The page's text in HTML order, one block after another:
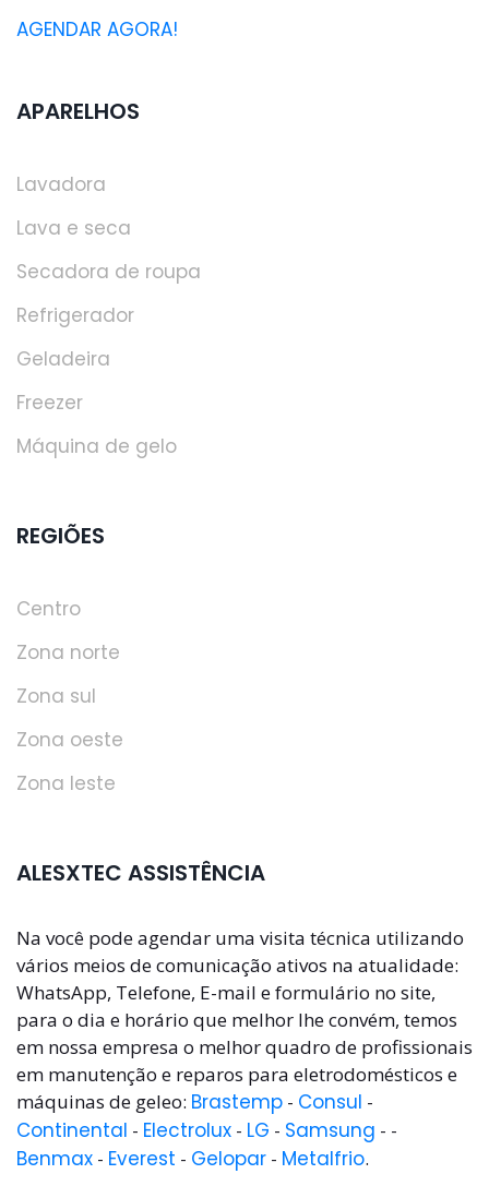
AGENDAR AGORA!
APARELHOS
Lavadora
Lava e seca
Secadora de roupa
Refrigerador
Geladeira
Freezer
Máquina de gelo
REGIÕES
Centro
Zona norte
Zona sul
Zona oeste
Zona leste
ALESXTEC ASSISTÊNCIA
Na você pode agendar uma visita técnica utilizando
vários meios de comunicação ativos na atualidade:
WhatsApp, Telefone, E-mail e formulário no site,
para o dia e horário que melhor lhe convém, temos
em nossa empresa o melhor quadro de profissionais
em manutenção e reparos para eletrodomésticos e
máquinas de geleo: Brastemp - Consul -
Continental - Electrolux - LG - Samsung - -
Benmax - Everest - Gelopar - Metalfrio.